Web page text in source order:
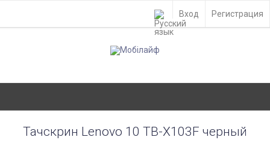
Вход Регистрация
Тачскрин Lenovo 10 TB-X103F черный